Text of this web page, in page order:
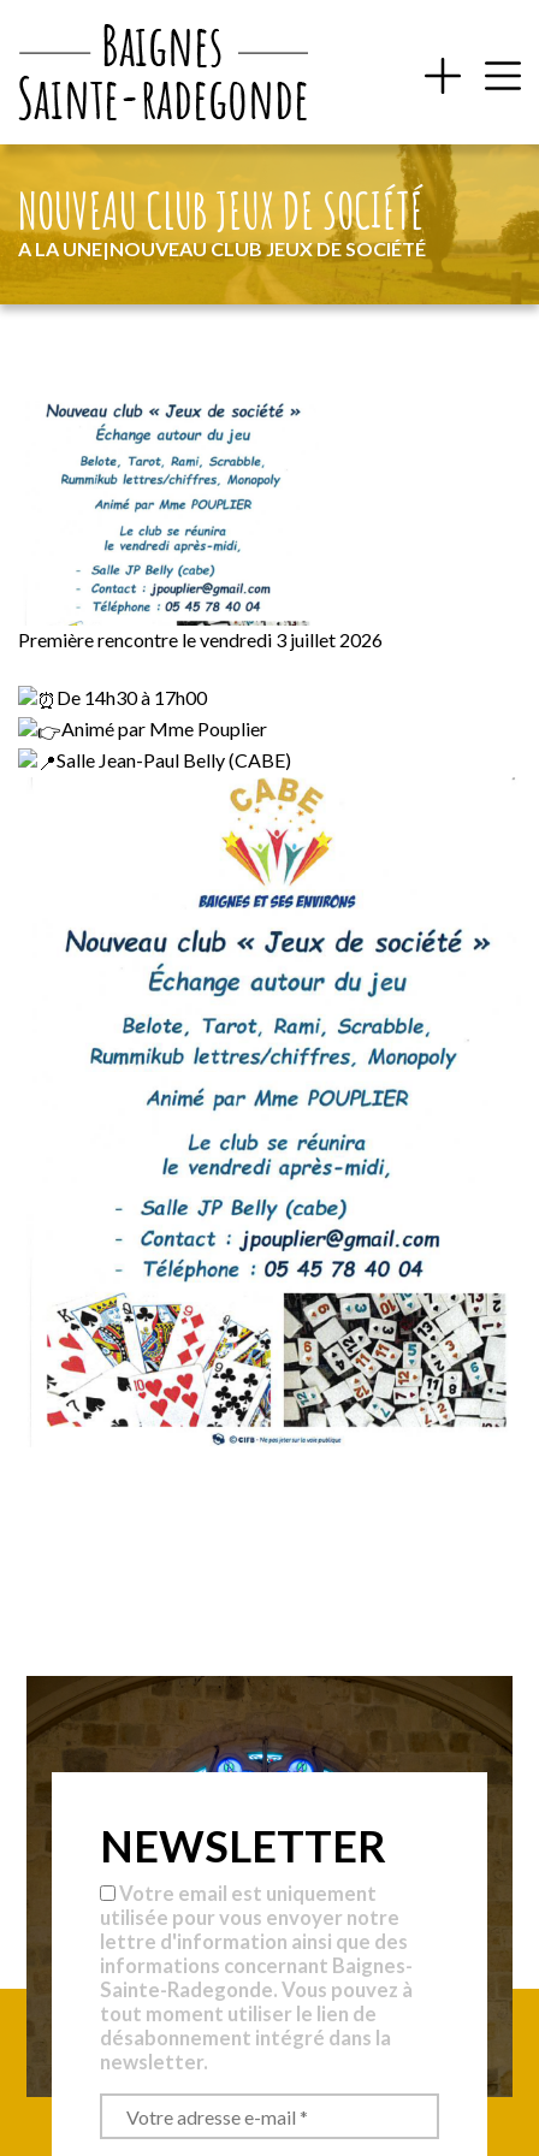
A LA UNE|NOUVEAU CLUB JEUX DE SOCIÉTÉ
NOUVEAU CLUB JEUX DE SOCIÉTÉ
Première rencontre le vendredi 3 juillet 2026
De 14h30 à 17h00
Animé par Mme Pouplier
Salle Jean-Paul Belly (CABE)
NEWSLETTER
Votre email est uniquement
utilisée pour vous envoyer notre
lettre d'information ainsi que des
informations concernant Baignes-
Sainte-Radegonde. Vous pouvez à
tout moment utiliser le lien de
désabonnement intégré dans la
newsletter.